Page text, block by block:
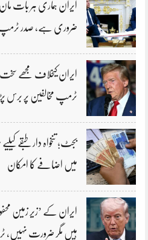
ایران ہماری ہر بات مان
ضروری ہے، صدر
ایران کیخلاف مجھے سخت
ٹرمپ مخالفین پر
بجٹ؛ تنخواہ دار طبقے
میں اضافے کا امکان
ایران کے ’زیر زمین
ہیں مگر ضرورت نہیں،